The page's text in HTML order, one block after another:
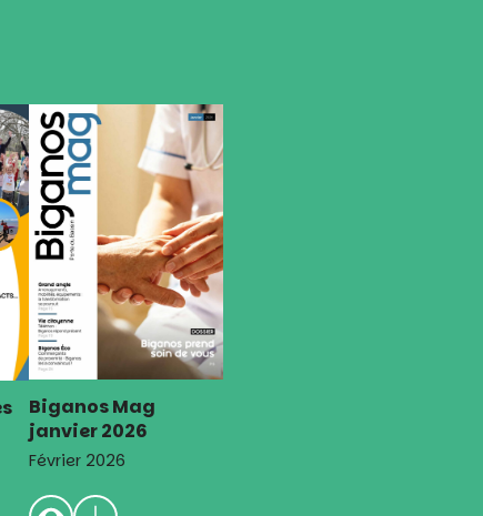
Biganos Mag
janvier 2026
Février 2026